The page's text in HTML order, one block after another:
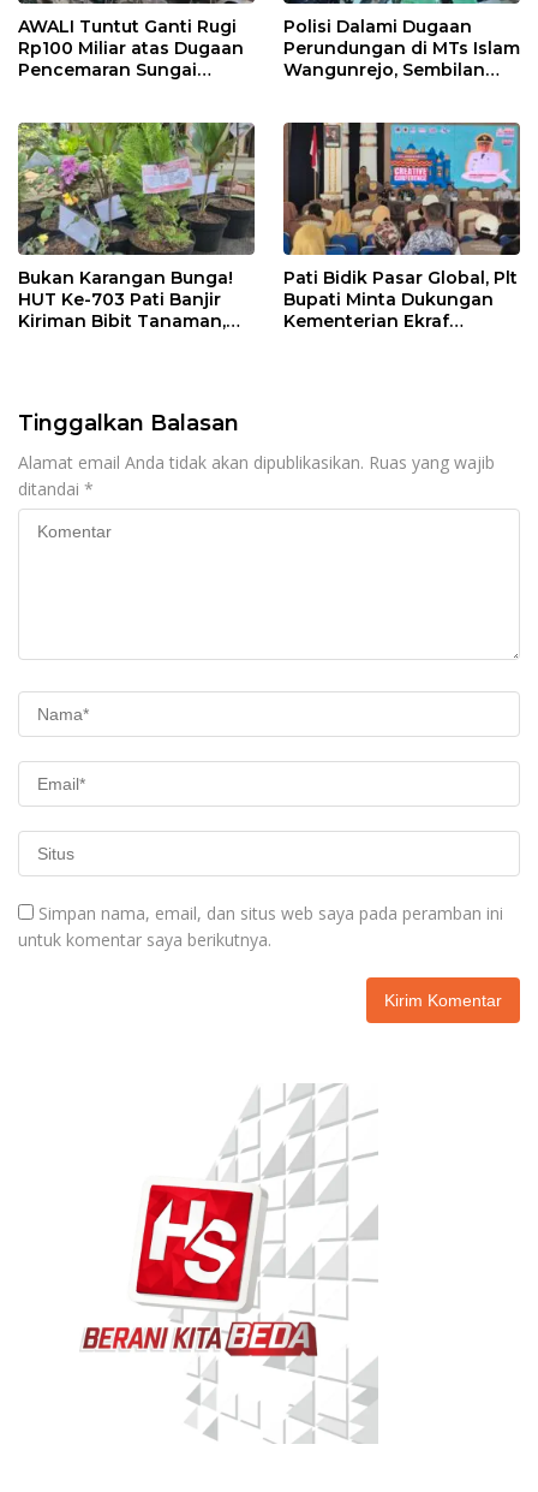
AWALI Tuntut Ganti Rugi
Rp100 Miliar atas Dugaan
Pencemaran Sungai
Polisi Dalami Dugaan
Perundungan di MTs Islam
Wangunrejo, Sembilan
Bukan Karangan Bunga!
HUT Ke-703 Pati Banjir
Kiriman Bibit Tanaman,
Pati Bidik Pasar Global, Plt
Bupati Minta Dukungan
Kementerian Ekraf
Tinggalkan Balasan
Alamat email Anda tidak akan dipublikasikan. Ruas yang wajib
ditandai *
Simpan nama, email, dan situs web saya pada peramban ini
untuk komentar saya berikutnya.